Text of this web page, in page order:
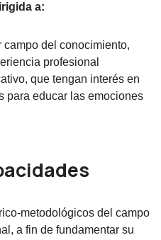
a:
del conocimiento,
profesional
que tengan interés en
para educar las emociones
metodológicos del campo
a fin de fundamentar su